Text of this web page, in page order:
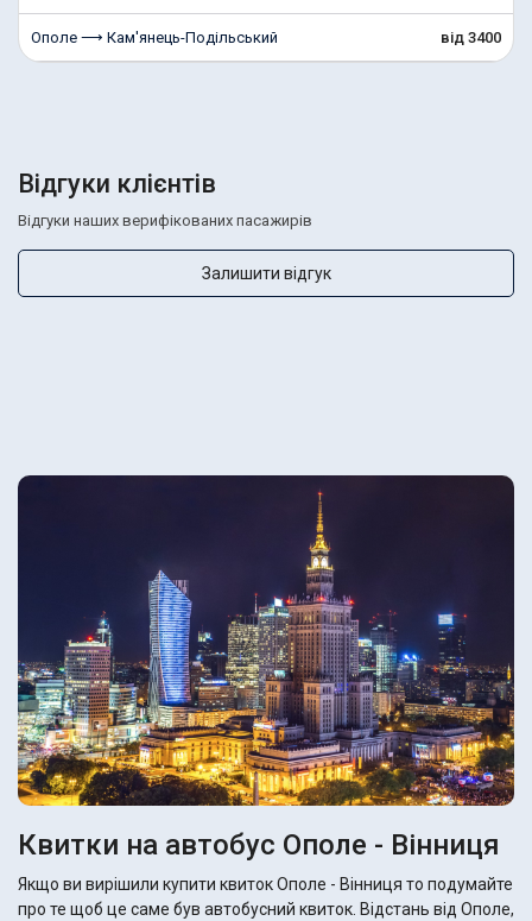
Ополе ⟶ Кам'янець-Подільський від 3400
Відгуки клієнтів
Відгуки наших верифікованих пасажирів
Залишити відгук
Квитки на автобус Ополе - Вінниця
Якщо ви вирішили купити квиток Ополе - Вінниця то подумайте
про те щоб це саме був автобусний квиток. Відстань від Ополе,